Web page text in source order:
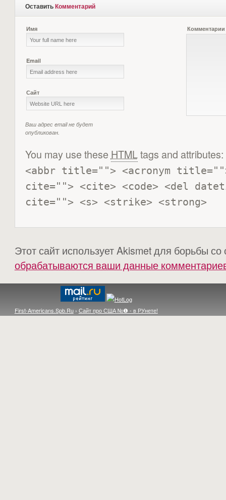
ОставитьКомментарий
Имя
Email
Сайт
Ваш адрес email не будет
опубликован.
Комментарии
You may use these HTMLtags and attributes:
<abbr title=""> <acronym
cite=""> <cite> <code> <del
cite=""> <s> <strike> <strong>
Этот сайт использует Akismet для борьбы
обрабатываются ваши данные
First-Americans.Spb.Ru› Сайт про США №❶ - в РУнете!